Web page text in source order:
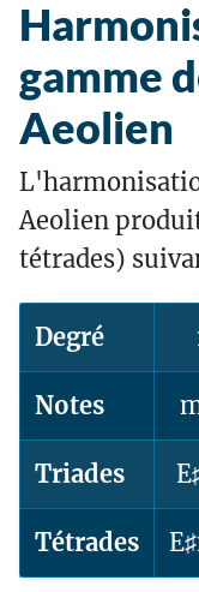
gamme
Aeolien
Aeolien
tétrades)
Degré
Notes
Triades
Tétrades